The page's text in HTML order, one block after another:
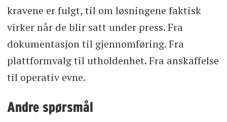
kravene er fulgt, til om løsningene faktisk
virker når de blir satt under press. Fra
dokumentasjon til gjennomføring. Fra
plattformvalg til utholdenhet. Fra anskaffelse
til operativ evne.
Andre spørsmål